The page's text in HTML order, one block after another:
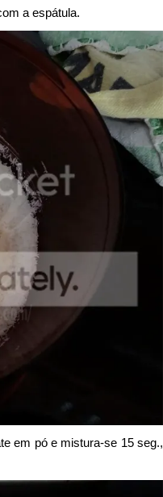
a espátula.
em pó e mistura-se 15 seg.,